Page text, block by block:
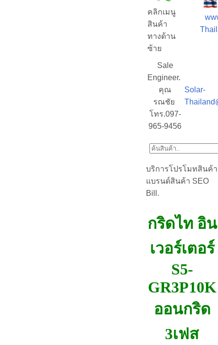
คลิกเมนู
สินค้า
ทางด้าน
ซ้าย
Sale
Engineer.
คุณ
รณชัย
โทร.097-
965-9456
Solar-
บริการโปรโมทสินค้า
แบรนด์สินค้า SEO
Bill.
กริดไท อิน
เวอร์เตอร์
S5-
GR3P10K
ออนกริด
3เฟส